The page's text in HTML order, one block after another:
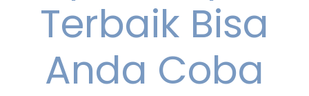
Terbaik Bisa
Anda Coba